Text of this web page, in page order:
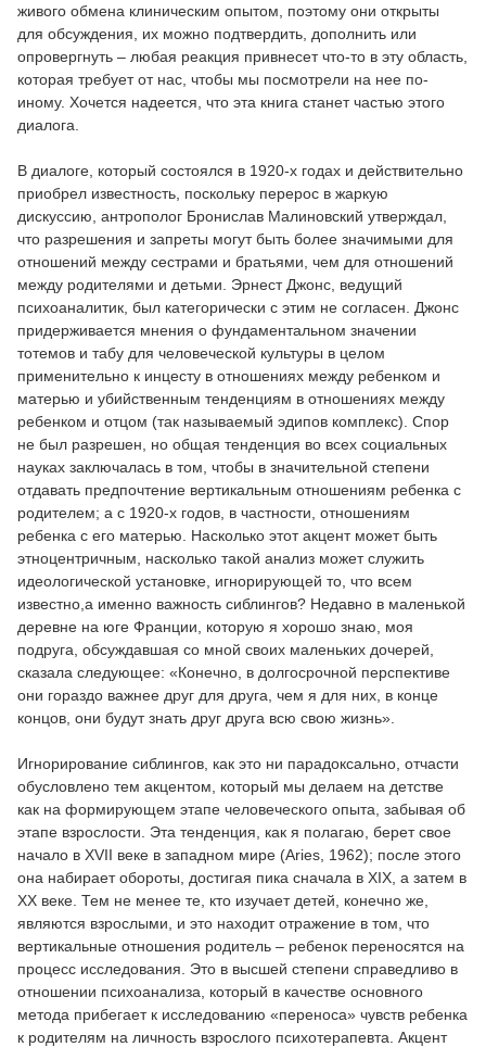
живого обмена клиническим опытом, поэтому они открыты
для обсуждения, их можно подтвердить, дополнить или
опровергнуть – любая реакция привнесет что-то в эту область,
которая требует от нас, чтобы мы посмотрели на нее по-
иному. Хочется надеется, что эта книга станет частью этого
диалога.
В диалоге, который состоялся в 1920-х годах и действительно
приобрел известность, поскольку перерос в жаркую
дискуссию, антрополог Бронислав Малиновский утверждал,
что разрешения и запреты могут быть более значимыми для
отношений между сестрами и братьями, чем для отношений
между родителями и детьми. Эрнест Джонс, ведущий
психоаналитик, был категорически с этим не согласен. Джонс
придерживается мнения о фундаментальном значении
тотемов и табу для человеческой культуры в целом
применительно к инцесту в отношениях между ребенком и
матерью и убийственным тенденциям в отношениях между
ребенком и отцом (так называемый эдипов комплекс). Спор
не был разрешен, но общая тенденция во всех социальных
науках заключалась в том, чтобы в значительной степени
отдавать предпочтение вертикальным отношениям ребенка с
родителем; а с 1920-х годов, в частности, отношениям
ребенка с его матерью. Насколько этот акцент может быть
этноцентричным, насколько такой анализ может служить
идеологической установке, игнорирующей то, что всем
известно,а именно важность сиблингов? Недавно в маленькой
деревне на юге Франции, которую я хорошо знаю, моя
подруга, обсуждавшая со мной своих маленьких дочерей,
сказала следующее: «Конечно, в долгосрочной перспективе
они гораздо важнее друг для друга, чем я для них, в конце
концов, они будут знать друг друга всю свою жизнь».
Игнорирование сиблингов, как это ни парадоксально, отчасти
обусловлено тем акцентом, который мы делаем на детстве
как на формирующем этапе человеческого опыта, забывая об
этапе взрослости. Эта тенденция, как я полагаю, берет свое
начало в XVII веке в западном мире (Aries, 1962); после этого
она набирает обороты, достигая пика сначала в XIX, а затем в
XX веке. Тем не менее те, кто изучает детей, конечно же,
являются взрослыми, и это находит отражение в том, что
вертикальные отношения родитель – ребенок переносятся на
процесс исследования. Это в высшей степени справедливо в
отношении психоанализа, который в качестве основного
метода прибегает к исследованию «переноса» чувств ребенка
к родителям на личность взрослого психотерапевта. Акцент